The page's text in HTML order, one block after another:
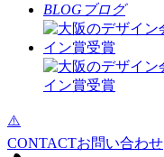
BLOG ブログ
CONTACTお問い合わせ